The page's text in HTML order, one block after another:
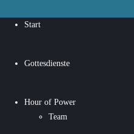
Start
Gottesdienste
Hour of Power
Team